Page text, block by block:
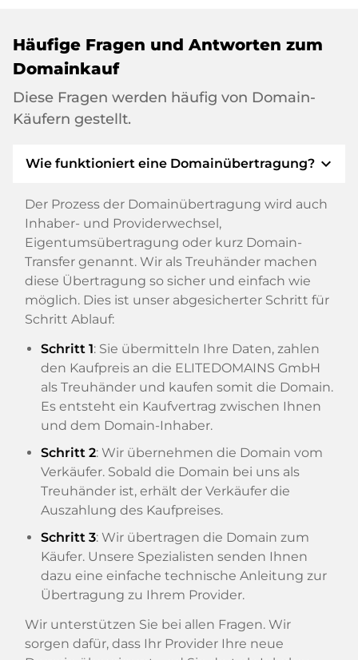
Häufige Fragen und Antworten zum
Domainkauf
Diese Fragen werden häufig von Domain-
Käufern gestellt.
Wie funktioniert eine Domainübertragung? expand_more
Der Prozess der Domainübertragung wird auch
Inhaber- und Providerwechsel,
Eigentumsübertragung oder kurz Domain-
Transfer genannt. Wir als Treuhänder machen
diese Übertragung so sicher und einfach wie
möglich. Dies ist unser abgesicherter Schritt für
Schritt Ablauf:
Schritt 1: Sie übermitteln Ihre Daten, zahlen
den Kaufpreis an die ELITEDOMAINS GmbH
als Treuhänder und kaufen somit die Domain.
Es entsteht ein Kaufvertrag zwischen Ihnen
und dem Domain-Inhaber.
Schritt 2: Wir übernehmen die Domain vom
Verkäufer. Sobald die Domain bei uns als
Treuhänder ist, erhält der Verkäufer die
Auszahlung des Kaufpreises.
Schritt 3: Wir übertragen die Domain zum
Käufer. Unsere Spezialisten senden Ihnen
dazu eine einfache technische Anleitung zur
Übertragung zu Ihrem Provider.
Wir unterstützen Sie bei allen Fragen. Wir
sorgen dafür, dass Ihr Provider Ihre neue